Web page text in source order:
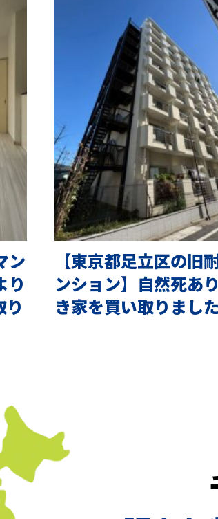
ン
り
【東京都足立区の旧
ンション】自然死あ
き家を買い取りまし